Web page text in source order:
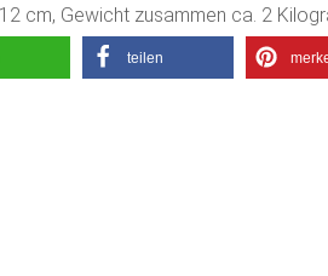
cm, Gewicht zusammen ca. 2
teilen